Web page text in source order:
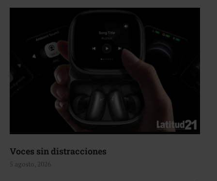
Voces sin distracciones
5 agosto, 2026